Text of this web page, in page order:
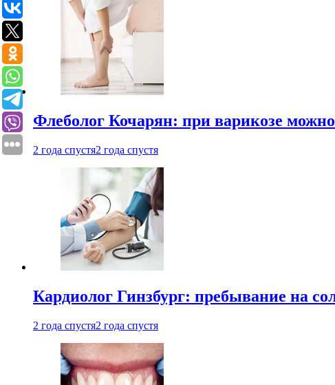
Флеболог Кочарян: при варикозе
2 года спустя2 года спустя
Кардиолог Гинзбург: пребывание на
2 года спустя2 года спустя